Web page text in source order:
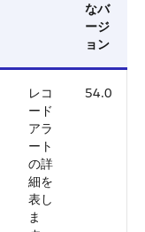
なバ
ージ
ョン
レコ
ード
アラ
ート
の詳
細を
表し
ま
54.0